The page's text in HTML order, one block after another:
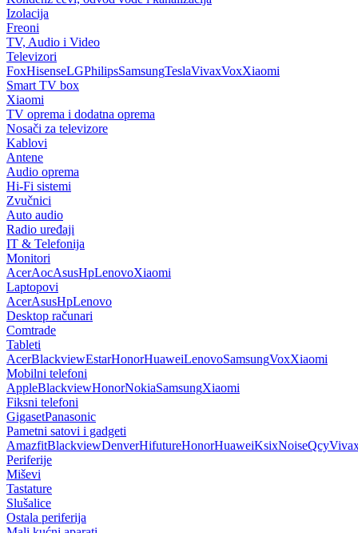
Izolacija
Freoni
TV, Audio i Video
Televizori
FoxHisenseLGPhilipsSamsungTeslaVivaxVoxXiaomi
Smart TV box
Xiaomi
TV oprema i dodatna oprema
Nosači za televizore
Kablovi
Antene
Audio oprema
Hi-Fi sistemi
Zvučnici
Auto audio
Radio uređaji
IT & Telefonija
Monitori
AcerAocAsusHpLenovoXiaomi
Laptopovi
AcerAsusHpLenovo
Desktop računari
Comtrade
Tableti
AcerBlackviewEstarHonorHuaweiLenovoSamsungVoxXiaomi
Mobilni telefoni
AppleBlackviewHonorNokiaSamsungXiaomi
Fiksni telefoni
GigasetPanasonic
Pametni satovi i gadgeti
AmazfitBlackviewDenverHifutureHonorHuaweiKsixNoiseQcy
Periferije
Miševi
Tastature
Slušalice
Ostala periferija